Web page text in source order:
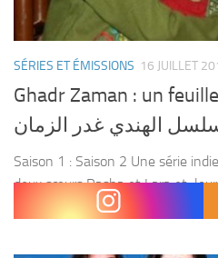
SÉRIES ET ÉMISSIONS 16 JUILLET
Ghadr Zaman : un
الهندي غدر الزمان
Saison 1 : Saison 2 Une série
deux sœurs Rasha et Lara et
l’une à l’autre, elles vivent avec